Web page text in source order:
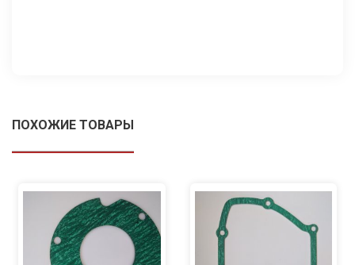
ПОХОЖИЕ ТОВАРЫ